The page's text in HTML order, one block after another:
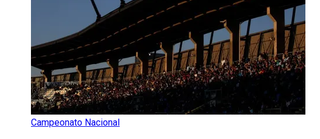
Campeonato Nacional